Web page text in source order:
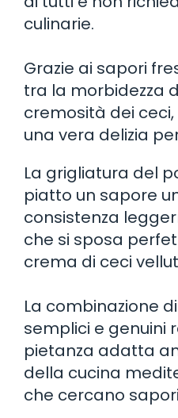
culinarie.
Grazie ai sapori
tra la morbidezza
cremosità dei
una vera delizia
La grigliatura del
piatto un sapore
consistenza
che si sposa
crema di ceci
La combinazione
semplici e genuini
pietanza adatta
della cucina
che cercano